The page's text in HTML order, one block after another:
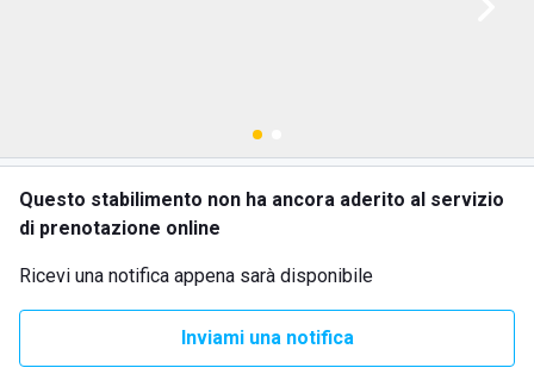
Questo stabilimento non ha ancora aderito al servizio
di prenotazione online
Ricevi una notifica appena sarà disponibile
Inviami una notifica